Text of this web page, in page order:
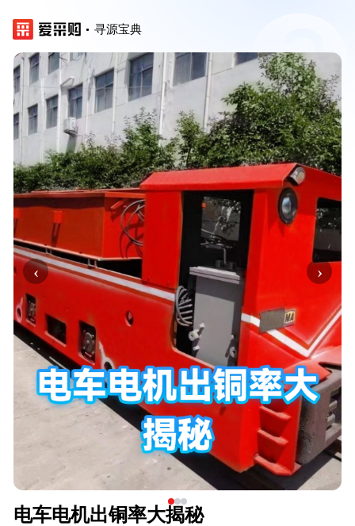
寻源宝典
‹ ›
电车电机出铜率大揭秘